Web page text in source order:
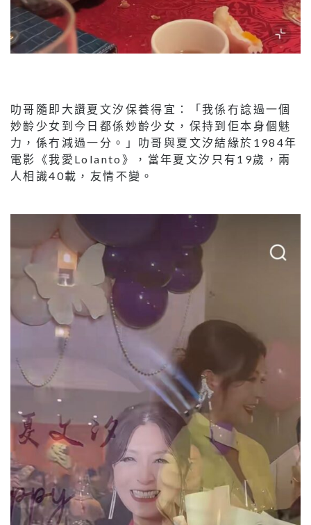
叻哥隨即大讚夏文汐保養得宜：「我係冇諗過一個
妙齡少女到今日都係妙齡少女，保持到佢本身個魅
力，係冇減過一分。」叻哥與夏文汐結緣於1984年
電影《我愛Lolanto》，當年夏文汐只有19歲，兩
人相識40載，友情不變。